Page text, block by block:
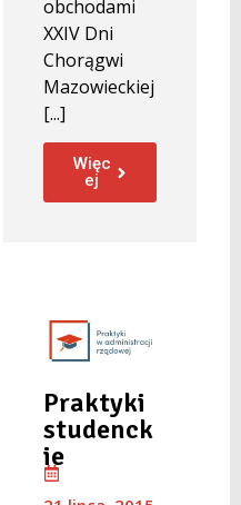
obchodami
XXIV Dni
Chorągwi
Mazowieckiej
[...]
Więc
ej
Praktyki
studenck
ie